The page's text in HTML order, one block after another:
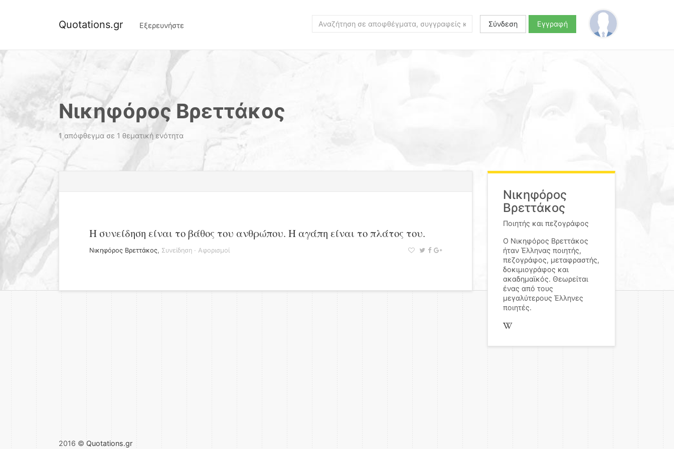
Quotations.gr Εξερευνήστε Σύνδεση Εγγραφή
Νικηφόρος Βρεττάκος
1 απόφθεγμα σε 1 θεματική ενότητα
Η συνείδηση είναι το βάθος του ανθρώπου. Η αγάπη είναι το πλάτος του.
Νικηφόρος Βρεττάκος, Συνείδηση · Αφορισμοί
Νικηφόρος
Βρεττάκος
Ποιητής και πεζογράφος
Ο Νικηφόρος Βρεττάκος
ήταν Έλληνας ποιητής,
πεζογράφος, μεταφραστής,
δοκιμιογράφος και
ακαδημαϊκός. Θεωρείται
ένας από τους
μεγαλύτερους Έλληνες
ποιητές.
2016 © Quotations.gr